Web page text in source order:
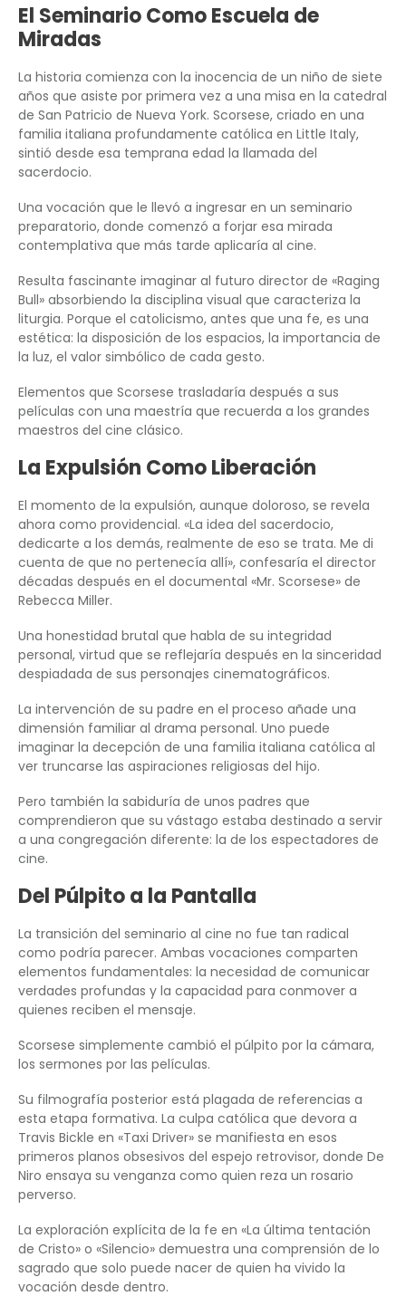
El Seminario Como Escuela de
Miradas
La historia comienza con la inocencia de un niño de siete
años que asiste por primera vez a una misa en la catedral
de San Patricio de Nueva York. Scorsese, criado en una
familia italiana profundamente católica en Little Italy,
sintió desde esa temprana edad la llamada del
sacerdocio.
Una vocación que le llevó a ingresar en un seminario
preparatorio, donde comenzó a forjar esa mirada
contemplativa que más tarde aplicaría al cine.
Resulta fascinante imaginar al futuro director de «Raging
Bull» absorbiendo la disciplina visual que caracteriza la
liturgia. Porque el catolicismo, antes que una fe, es una
estética: la disposición de los espacios, la importancia de
la luz, el valor simbólico de cada gesto.
Elementos que Scorsese trasladaría después a sus
películas con una maestría que recuerda a los grandes
maestros del cine clásico.
La Expulsión Como Liberación
El momento de la expulsión, aunque doloroso, se revela
ahora como providencial. «La idea del sacerdocio,
dedicarte a los demás, realmente de eso se trata. Me di
cuenta de que no pertenecía allí», confesaría el director
décadas después en el documental «Mr. Scorsese» de
Rebecca Miller.
Una honestidad brutal que habla de su integridad
personal, virtud que se reflejaría después en la sinceridad
despiadada de sus personajes cinematográficos.
La intervención de su padre en el proceso añade una
dimensión familiar al drama personal. Uno puede
imaginar la decepción de una familia italiana católica al
ver truncarse las aspiraciones religiosas del hijo.
Pero también la sabiduría de unos padres que
comprendieron que su vástago estaba destinado a servir
a una congregación diferente: la de los espectadores de
cine.
Del Púlpito a la Pantalla
La transición del seminario al cine no fue tan radical
como podría parecer. Ambas vocaciones comparten
elementos fundamentales: la necesidad de comunicar
verdades profundas y la capacidad para conmover a
quienes reciben el mensaje.
Scorsese simplemente cambió el púlpito por la cámara,
los sermones por las películas.
Su filmografía posterior está plagada de referencias a
esta etapa formativa. La culpa católica que devora a
Travis Bickle en «Taxi Driver» se manifiesta en esos
primeros planos obsesivos del espejo retrovisor, donde De
Niro ensaya su venganza como quien reza un rosario
perverso.
La exploración explícita de la fe en «La última tentación
de Cristo» o «Silencio» demuestra una comprensión de lo
sagrado que solo puede nacer de quien ha vivido la
vocación desde dentro.